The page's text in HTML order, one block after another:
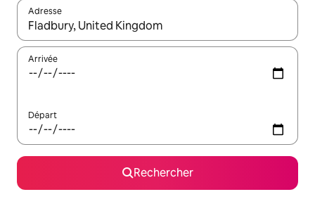
Adresse
Lorsque les résultats s'affichent, utilisez les flèches vers le
Arrivée
Départ
Rechercher